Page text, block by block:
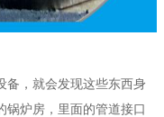
备，就会发现这些东西身
锅炉房，里面的管道接口